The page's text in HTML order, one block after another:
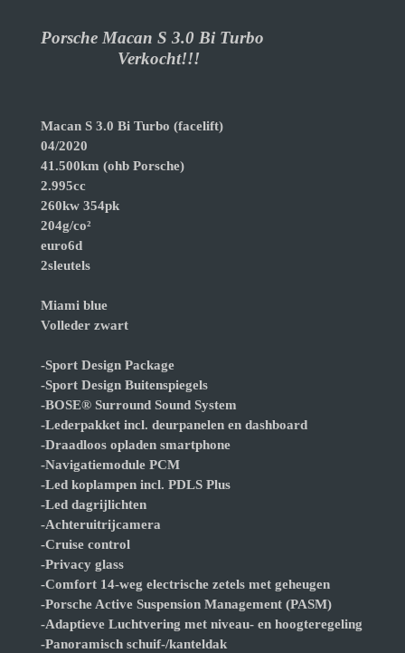
Porsche Macan S 3.0 Bi Turbo
Verkocht!!!
Macan S 3.0 Bi Turbo (facelift)
04/2020
41.500km (ohb Porsche)
2.995cc
260kw 354pk
204g/co²
euro6d
2sleutels
Miami blue
Volleder zwart
-Sport Design Package
-Sport Design Buitenspiegels
-BOSE® Surround Sound System
-Lederpakket incl. deurpanelen en dashboard
-Draadloos opladen smartphone
-Navigatiemodule PCM
-Led koplampen incl. PDLS Plus
-Led dagrijlichten
-Achteruitrijcamera
-Cruise control
-Privacy glass
-Comfort 14-weg electrische zetels met geheugen
-Porsche Active Suspension Management (PASM)
-Adaptieve Luchtvering met niveau- en hoogteregeling
-Panoramisch schuif-/kanteldak